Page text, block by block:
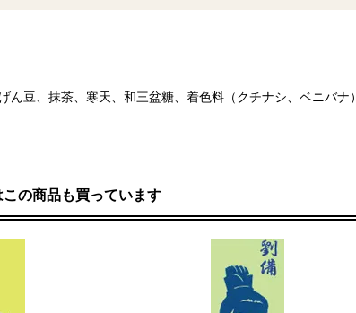
ん豆、抹茶、寒天、和三盆糖、着色料（クチナシ、ベニバナ）
の商品も買っています